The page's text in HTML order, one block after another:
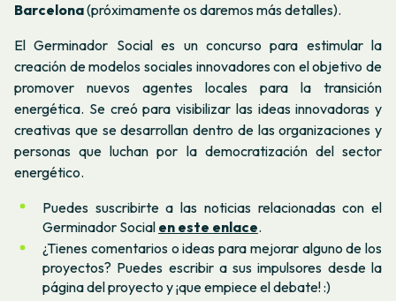
Barcelona(próximamente os daremos más detalles).
El Germinador Social es un concursopara estimular la
creación de modelos sociales innovadores con el objetivo de
promover nuevos agentes locales para la transición
energética. Se creó para visibilizar las ideas innovadoras y
creativas que se desarrollan dentro de las organizaciones y
personas que luchan por la democratización del sector
energético.
Puedes suscribirte a las noticias relacionadas con el
Germinador Social en este enlace.
¿Tienes comentarios o ideas para mejorar alguno de los
proyectos? Puedes escribir a sus impulsores desde la
página del proyecto y ¡que empiece el debate! :)